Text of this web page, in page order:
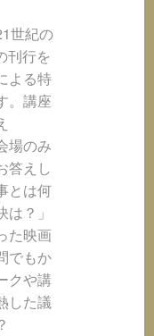
世紀の
刊行を
よる特
。講座
場のみ
答えし
とは何
？」
た映画
でもか
クや講
した議